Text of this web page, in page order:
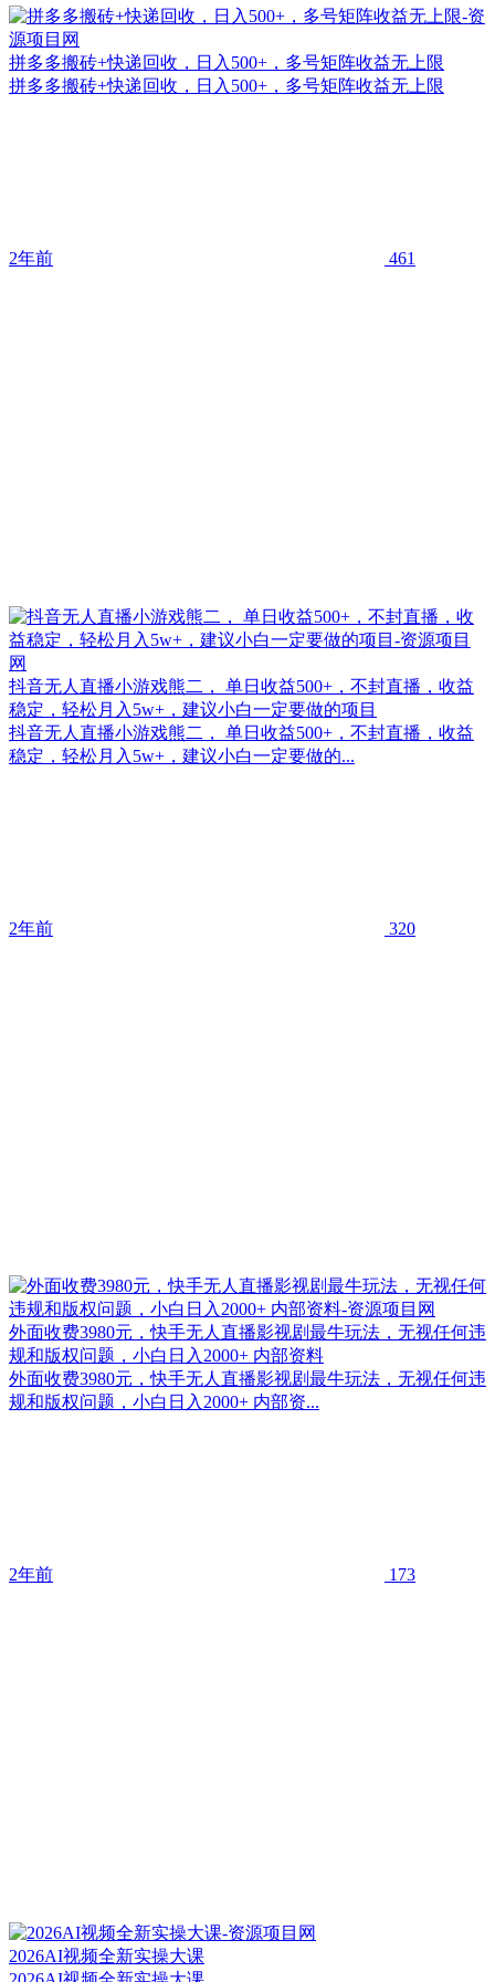
拼多多搬砖+快递回收，日入500+，多号矩阵收益无上限
拼多多搬砖+快递回收，日入500+，多号矩阵收益无上限
2年前 461
抖音无人直播小游戏熊二， 单日收益500+，不封直播，收益
稳定，轻松月入5w+，建议小白一定要做的项目
抖音无人直播小游戏熊二， 单日收益500+，不封直播，收益
稳定，轻松月入5w+，建议小白一定要做的...
2年前 320
外面收费3980元，快手无人直播影视剧最牛玩法，无视任何违
规和版权问题，小白日入2000+ 内部资料
外面收费3980元，快手无人直播影视剧最牛玩法，无视任何违
规和版权问题，小白日入2000+ 内部资...
2年前 173
2026AI视频全新实操大课